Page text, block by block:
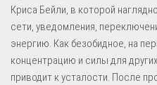
Криса Бейли, в которой
сети, уведомления,
энергию. Как безобидное, на
концентрацию и силы для
приводит к усталости. После